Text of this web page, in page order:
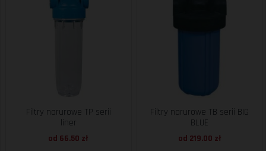
Filtry narurowe TP serii
liner
od 66.50 zł
Filtry narurowe TB serii BIG
BLUE
od 219.00 zł